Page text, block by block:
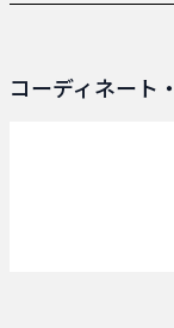
コーディネート